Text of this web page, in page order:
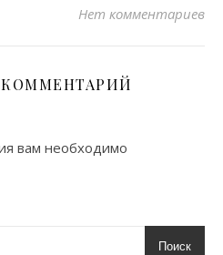
Нет комментариев
вам необходимо
Поиск